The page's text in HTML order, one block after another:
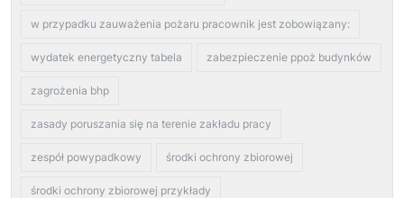
w przypadku zauważenia pożaru pracownik jest zobowiązany:
wydatek energetyczny tabela zabezpieczenie ppoż budynków
zagrożenia bhp
zasady poruszania się na terenie zakładu pracy
zespół powypadkowy środki ochrony zbiorowej
środki ochrony zbiorowej przykłady